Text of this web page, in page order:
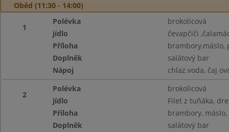
Oběd (11:30 - 14:00)
1
Polévka
brokolicová
jídlo
čevapčiči
Příloha
brambory,máslo,
Doplněk
salátový bar
Nápoj
chlaz.voda, čaj
2
Polévka
brokolicová
jídlo
Filet z tuňáka,
Příloha
brambory,
Doplněk
salátový bar